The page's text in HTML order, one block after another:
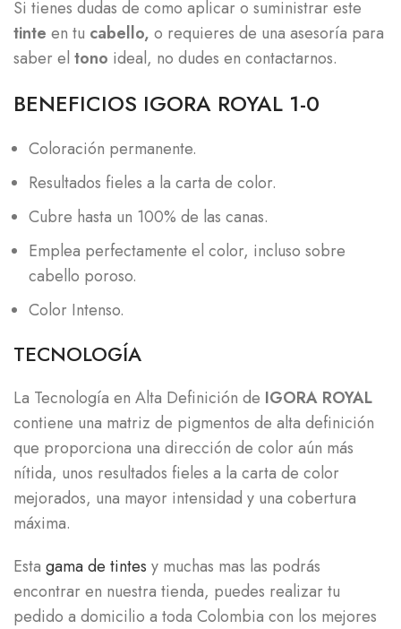
Si tienes dudas de como aplicar o suministrar este
tinte en tu cabello, o requieres de una asesoría para
saber el tono ideal, no dudes en contactarnos.
BENEFICIOS IGORA ROYAL 1-0
Coloración permanente.
Resultados fieles a la carta de color.
Cubre hasta un 100% de las canas.
Emplea perfectamente el color, incluso sobre
cabello poroso.
Color Intenso.
TECNOLOGÍA
La Tecnología en Alta Definición de IGORA ROYAL
contiene una matriz de pigmentos de alta definición
que proporciona una dirección de color aún más
nítida, unos resultados fieles a la carta de color
mejorados, una mayor intensidad y una cobertura
máxima.
Esta gama de tintes y muchas mas las podrás
encontrar en nuestra tienda, puedes realizar tu
pedido a domicilio a toda Colombia con los mejores